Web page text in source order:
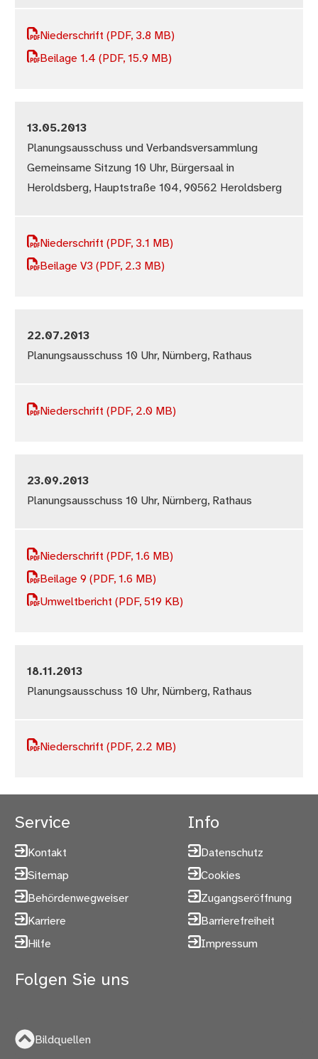
Niederschrift(PDF, 3.8 MB)
Beilage 1.4(PDF, 15.9 MB)
13.05.2013
Planungsausschuss und Verbandsversammlung
Gemeinsame Sitzung 10 Uhr, Bürgersaal in
Heroldsberg, Hauptstraße 104, 90562 Heroldsberg
Niederschrift(PDF, 3.1 MB)
Beilage V3(PDF, 2.3 MB)
22.07.2013
Planungsausschuss 10 Uhr, Nürnberg, Rathaus
Niederschrift(PDF, 2.0 MB)
23.09.2013
Planungsausschuss 10 Uhr, Nürnberg, Rathaus
Niederschrift(PDF, 1.6 MB)
Beilage 9(PDF, 1.6 MB)
Umweltbericht(PDF, 519 KB)
18.11.2013
Planungsausschuss 10 Uhr, Nürnberg, Rathaus
Niederschrift(PDF, 2.2 MB)
Service
Kontakt
Sitemap
Behördenwegweiser
Karriere
Hilfe
Info
Datenschutz
Cookies
Zugangseröffnung
Barrierefreiheit
Impressum
Folgen Sie uns
Bildquellen